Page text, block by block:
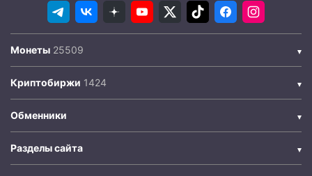
Монеты
Криптобиржи
Обменники
Разделы сайта